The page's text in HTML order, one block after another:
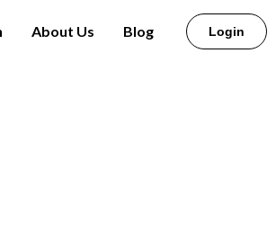
About Us Blog Login